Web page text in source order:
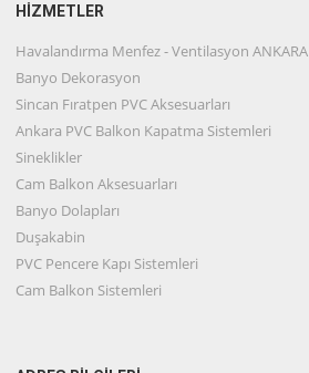
HİZMETLER
Havalandırma Menfez - Ventilasyon ANKARA
Banyo Dekorasyon
Sincan Fıratpen PVC Aksesuarları
Ankara PVC Balkon Kapatma Sistemleri
Sineklikler
Cam Balkon Aksesuarları
Banyo Dolapları
Duşakabin
PVC Pencere Kapı Sistemleri
Cam Balkon Sistemleri